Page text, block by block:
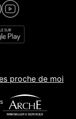
proche de moi